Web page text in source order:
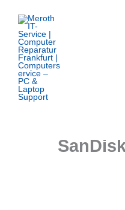
Inhalt
springen